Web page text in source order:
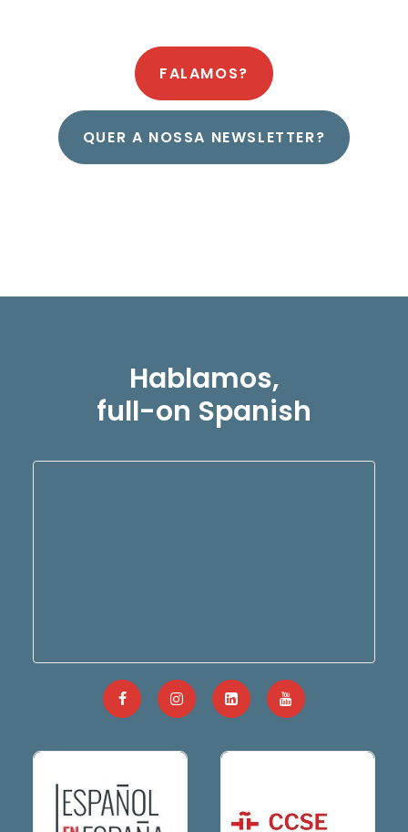
FALAMOS?
QUER A NOSSA NEWSLETTER?
Hablamos,
full-on Spanish